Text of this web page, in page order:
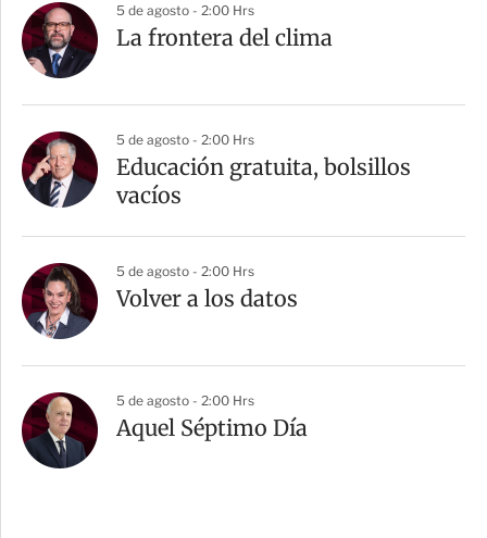
5 de agosto - 2:00 Hrs
La frontera del clima
5 de agosto - 2:00 Hrs
Educación gratuita, bolsillos
vacíos
5 de agosto - 2:00 Hrs
Volver a los datos
5 de agosto - 2:00 Hrs
Aquel Séptimo Día